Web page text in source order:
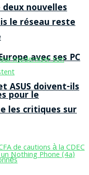
avec ses PC
ASUS doivent-ils
nouvelles
le réseau reste
pour le
les critiques sur